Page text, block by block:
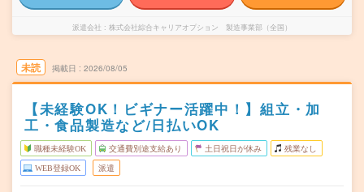
派遣会社 株式会社綜合キャリアオプション 製造事業部（全国）
未読 掲載日 2026/08/05
【未経験OK！ビギナー活躍中！】組立・加
工・食品製造など/日払いOK
職種未経験OK 交通費別途支給あり 土日祝日が休み 残業なし
WEB登録OK 派遣